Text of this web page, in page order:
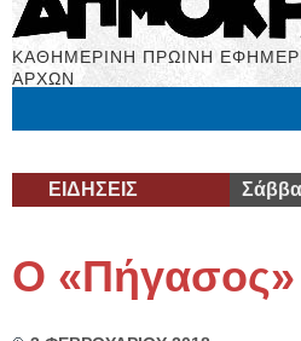
ΚΑΘΗΜΕΡΙΝΗ ΠΡΩΙΝΗ
ΑΡΧΩΝ
ΕΙΔΗΣΕΙΣ
Ο «Πήγασος»